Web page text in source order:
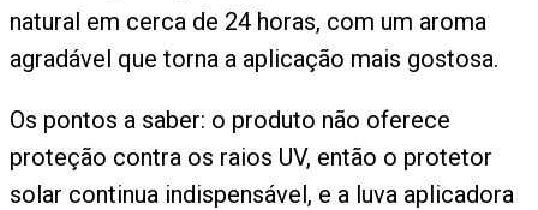
natural em cerca de 24 horas, com um aroma
agradável que torna a aplicação mais gostosa.
Os pontos a saber: o produto não oferece
proteção contra os raios UV, então o protetor
solar continua indispensável, e a luva aplicadora